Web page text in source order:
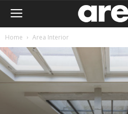
Home Area Interior